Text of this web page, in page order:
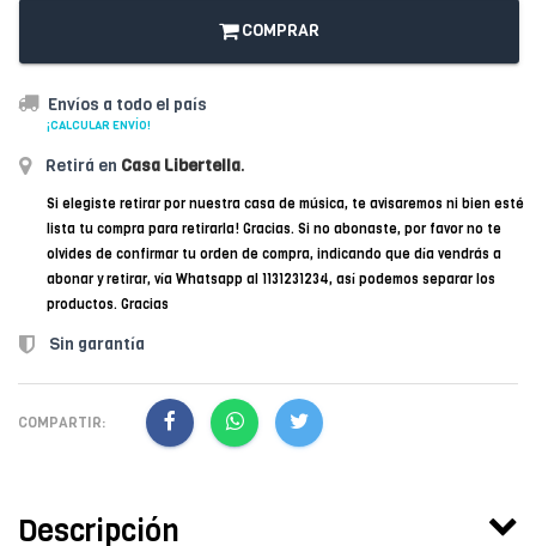
COMPRAR
Envíos a todo el país
¡CALCULAR ENVÍO!
Retirá en Casa Libertella.
Si elegiste retirar por nuestra casa de música, te avisaremos ni bien esté
lista tu compra para retirarla! Gracias. Si no abonaste, por favor no te
olvides de confirmar tu orden de compra, indicando que día vendrás a
abonar y retirar, vía Whatsapp al 1131231234, así podemos separar los
productos. Gracias
Sin garantía
COMPARTIR:
Descripción